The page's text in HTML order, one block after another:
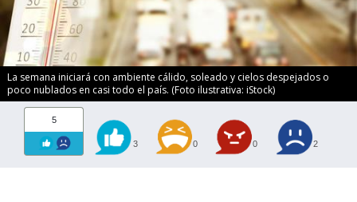
La semana iniciará con ambiente cálido, soleado y cielos despejados o
poco nublados en casi todo el país. (Foto ilustrativa: iStock)
5
3 0 0 2